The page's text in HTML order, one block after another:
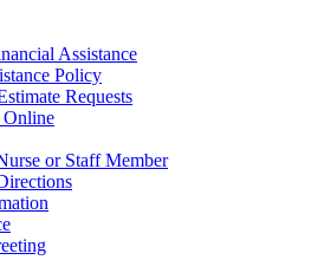
Assistance
Policy
Requests
or Staff Member